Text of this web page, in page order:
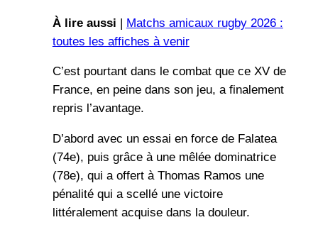
À lire aussi | Matchs amicaux rugby 2026 :
toutes les affiches à venir
C’est pourtant dans le combat que ce XV de
France, en peine dans son jeu, a finalement
repris l’avantage.
D’abord avec un essai en force de Falatea
(74e), puis grâce à une mêlée dominatrice
(78e), qui a offert à Thomas Ramos une
pénalité qui a scellé une victoire
littéralement acquise dans la douleur.